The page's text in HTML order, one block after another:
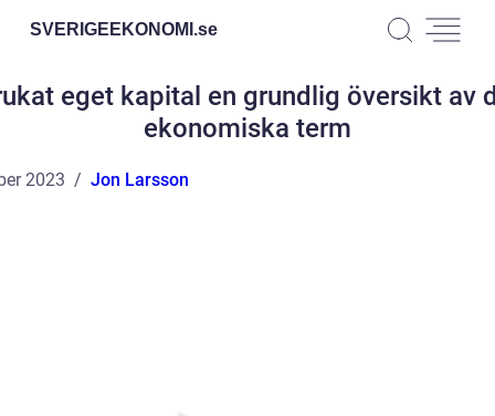
SVERIGEEKONOMI.se
eget kapital en grundlig översikt av
ekonomiska term
2023 Jon Larsson